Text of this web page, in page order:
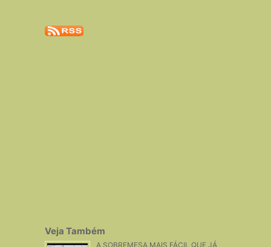
Veja Também
A SOBREMESA MAIS FÁCIL QUE JÁ